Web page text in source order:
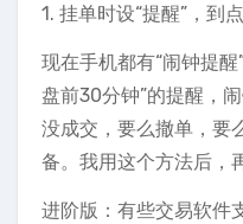
1. 挂单时设“提醒”，到
现在手机都有“闹钟提
盘前30分钟”的提醒，
没成交，要么撤单，要
备。我用这个方法后，
进阶版：有些交易软件